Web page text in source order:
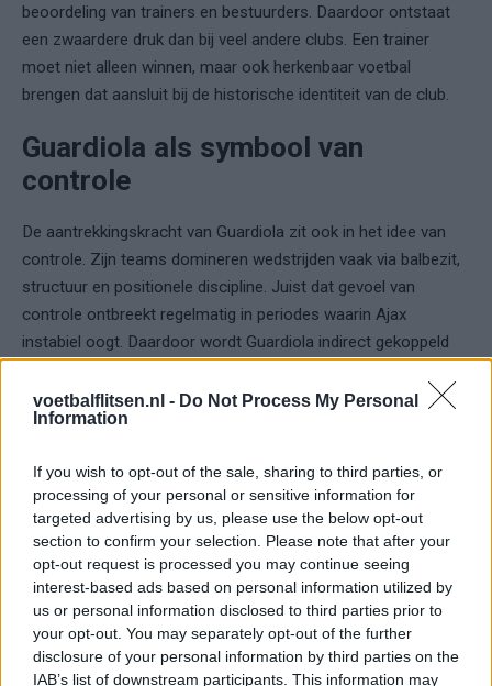
voetbalflitsen.nl - Do Not Process My Personal
Information
If you wish to opt-out of the sale, sharing to third parties, or
processing of your personal or sensitive information for
targeted advertising by us, please use the below opt-out
section to confirm your selection. Please note that after your
opt-out request is processed you may continue seeing
interest-based ads based on personal information utilized by
us or personal information disclosed to third parties prior to
your opt-out. You may separately opt-out of the further
disclosure of your personal information by third parties on the
IAB’s list of downstream participants. This information may
beoordeling van trainers en bestuurders. Daardoor ontstaat
een zwaardere druk dan bij veel andere clubs. Een trainer
moet niet alleen winnen, maar ook herkenbaar voetbal
brengen dat aansluit bij de historische identiteit van de club.
Guardiola als symbool van
controle
De aantrekkingskracht van Guardiola zit ook in het idee van
controle. Zijn teams domineren wedstrijden vaak via balbezit,
structuur en positionele discipline. Juist dat gevoel van
controle ontbreekt regelmatig in periodes waarin Ajax
instabiel oogt. Daardoor wordt Guardiola indirect gekoppeld
via een duidelijke voetbalvisie.
Tegelijkertijd laat de discussie ook zien hoe groot de afstand
is tussen het huidige Ajax en absolute Europese topclubs.
Guardiola opereert in een omgeving met enorme budgetten,
wereldselecties en directe Champions League-druk. Ajax
bevindt zich financieel en competitief in een compleet andere
context. Dat maakt het scenario praktisch vrijwel onmogelijk,
maar symbolisch juist interessant.